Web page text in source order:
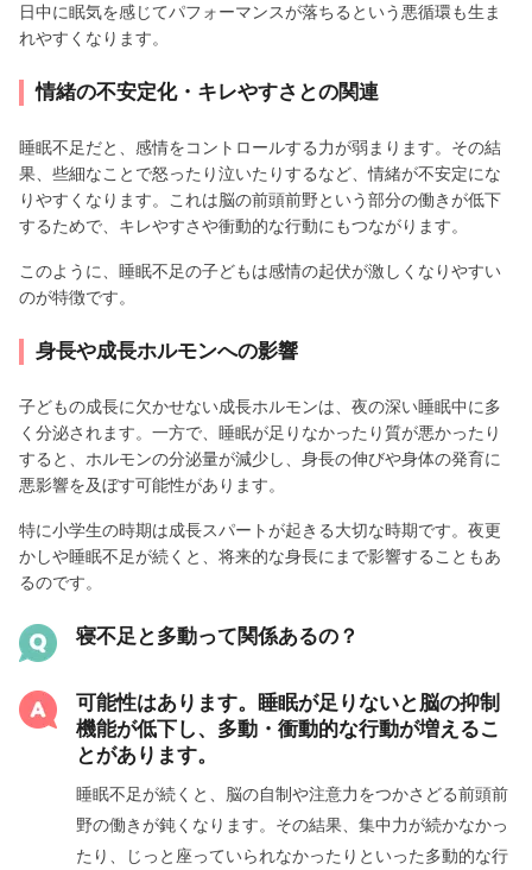
日中に眠気を感じてパフォーマンスが落ちるという悪循環も生ま
れやすくなります。
情緒の不安定化・キレやすさとの関連
睡眠不足だと、感情をコントロールする力が弱まります。その結
果、些細なことで怒ったり泣いたりするなど、情緒が不安定にな
りやすくなります。これは脳の前頭前野という部分の働きが低下
するためで、キレやすさや衝動的な行動にもつながります。
このように、睡眠不足の子どもは感情の起伏が激しくなりやすい
のが特徴です。
身長や成長ホルモンへの影響
子どもの成長に欠かせない成長ホルモンは、夜の深い睡眠中に多
く分泌されます。一方で、睡眠が足りなかったり質が悪かったり
すると、ホルモンの分泌量が減少し、身長の伸びや身体の発育に
悪影響を及ぼす可能性があります。
特に小学生の時期は成長スパートが起きる大切な時期です。夜更
かしや睡眠不足が続くと、将来的な身長にまで影響することもあ
るのです。
寝不足と多動って関係あるの？
可能性はあります。睡眠が足りないと脳の抑制
機能が低下し、多動・衝動的な行動が増えるこ
とがあります。
睡眠不足が続くと、脳の自制や注意力をつかさどる前頭前
野の働きが鈍くなります。その結果、集中力が続かなかっ
たり、じっと座っていられなかったりといった多動的な行